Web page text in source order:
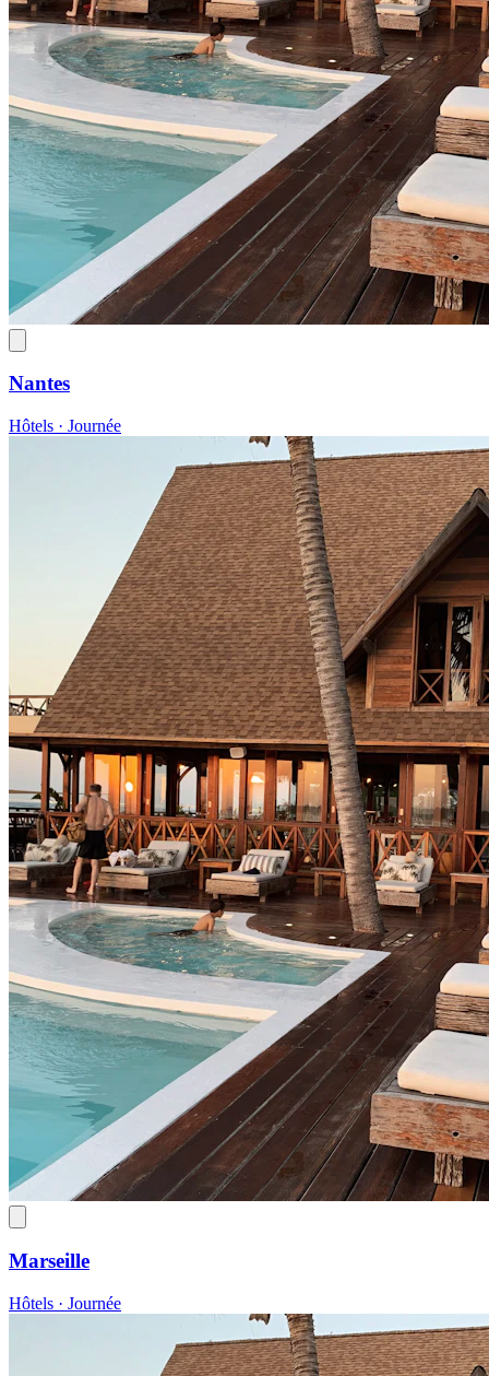
Nantes
Hôtels · Journée
Marseille
Hôtels · Journée